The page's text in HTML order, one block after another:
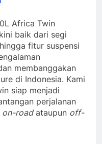
Africa Twin
baik dari segi
fitur suspensi
membanggakan
di Indonesia. Kami
siap menjadi
perjalanan
on-roadataupun off-